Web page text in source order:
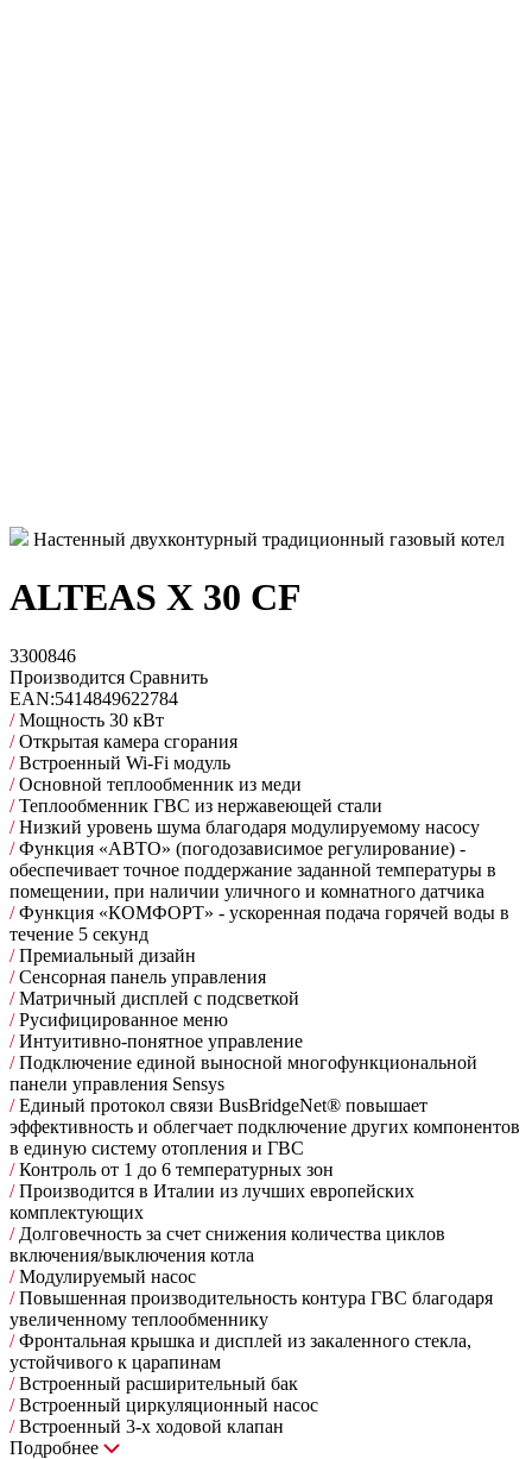
Настенный двухконтурный традиционный газовый котел
ALTEAS X 30 CF
3300846
Производится Сравнить
EAN:5414849622784
/Мощность 30 кВт
/Открытая камера сгорания
/Встроенный Wi-Fi модуль
/Основной теплообменник из меди
/Теплообменник ГВС из нержавеющей стали
/Низкий уровень шума благодаря модулируемому насосу
/Функция «АВТО» (погодозависимое регулирование) -
обеспечивает точное поддержание заданной температуры в
помещении, при наличии уличного и комнатного датчика
/Функция «КОМФОРТ» - ускоренная подача горячей воды в
течение 5 секунд
/Премиальный дизайн
/Сенсорная панель управления
/Матричный дисплей с подсветкой
/Русифицированное меню
/Интуитивно-понятное управление
/Подключение единой выносной многофункциональной
панели управления Sensys
/Единый протокол связи BusBridgeNet® повышает
эффективность и облегчает подключение других компонентов
в единую систему отопления и ГВС
/Контроль от 1 до 6 температурных зон
/Производится в Италии из лучших европейских
комплектующих
/Долговечность за счет снижения количества циклов
включения/выключения котла
/Модулируемый насос
/Повышенная производительность контура ГВС благодаря
увеличенному теплообменнику
/Фронтальная крышка и дисплей из закаленного стекла,
устойчивого к царапинам
/Встроенный расширительный бак
/Встроенный циркуляционный насос
/Встроенный 3-х ходовой клапан
Подробнее